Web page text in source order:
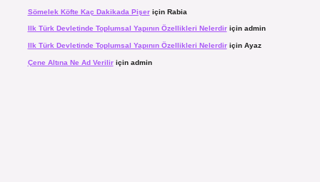
Sömelek Köfte Kaç Dakikada Pişeriçin Rabia
Ilk Türk Devletinde Toplumsal Yapının Özellikleri Nelerdiriçin admin
Ilk Türk Devletinde Toplumsal Yapının Özellikleri Nelerdiriçin Ayaz
Çene Altına Ne Ad Veriliriçin admin